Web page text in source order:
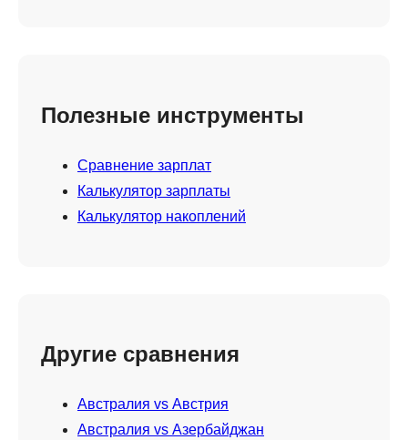
Полезные инструменты
Сравнение зарплат
Калькулятор зарплаты
Калькулятор накоплений
Другие сравнения
Австралия vs Австрия
Австралия vs Азербайджан